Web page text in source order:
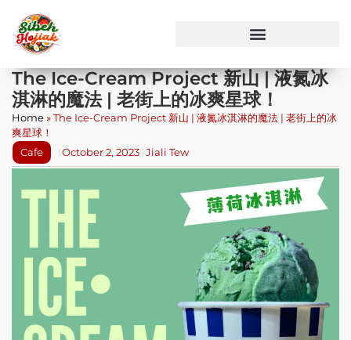
The Ice-Cream Project 新山 | 液氮冰
淇淋的魔法 | 老街上的冰爽星球！
Home»The Ice-Cream Project 新山 | 液氮冰淇淋的魔法 | 老街上的冰
爽星球！
Cafe
October 2, 2023 Jiali Tew